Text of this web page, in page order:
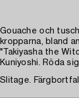
Gouache och
kropparna, bland
"Takiyasha the
Kuniyoshi. Röda
Slitage. Färgbortfall.